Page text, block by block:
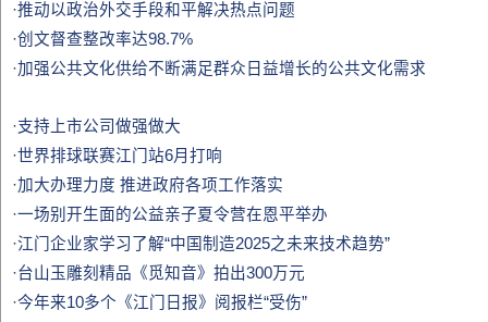
·推动以政治外交手段和平解决热点问题
·创文督查整改率达98.7%
·加强公共文化供给不断满足群众日益增长的公共文化需求
·支持上市公司做强做大
·世界排球联赛江门站6月打响
·加大办理力度 推进政府各项工作落实
·一场别开生面的公益亲子夏令营在恩平举办
·江门企业家学习了解“中国制造2025之未来技术趋势”
·台山玉雕刻精品《觅知音》拍出300万元
·今年来10多个《江门日报》阅报栏“受伤”